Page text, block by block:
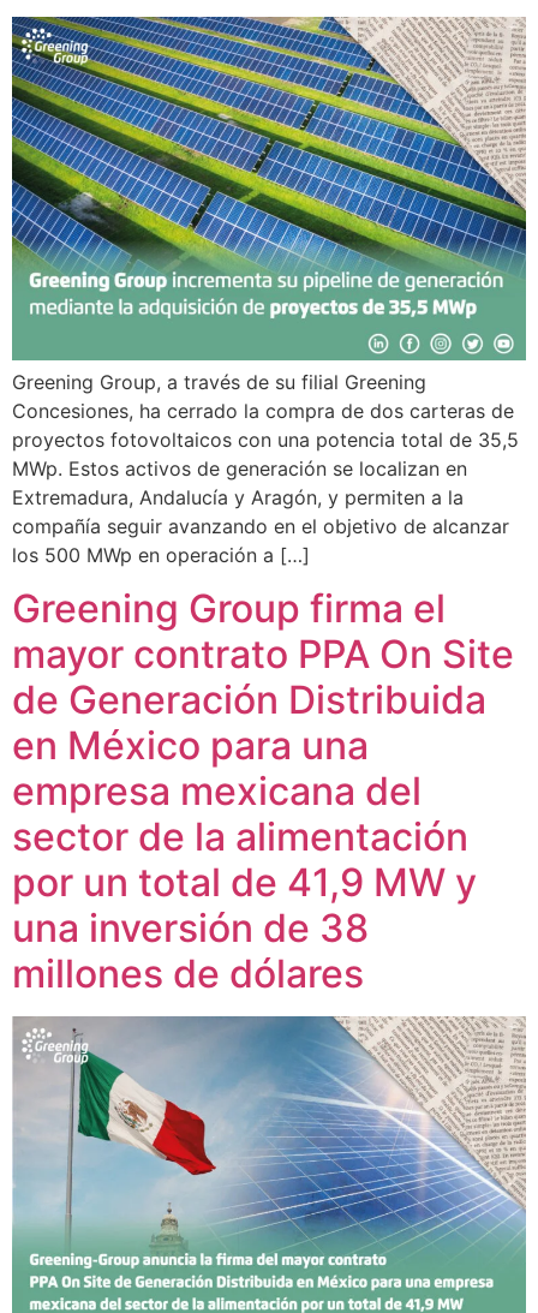
Greening Group, a través de su filial Greening
Concesiones, ha cerrado la compra de dos carteras de
proyectos fotovoltaicos con una potencia total de 35,5
MWp. Estos activos de generación se localizan en
Extremadura, Andalucía y Aragón, y permiten a la
compañía seguir avanzando en el objetivo de alcanzar
los 500 MWp en operación a […]
Greening Group firma el
mayor contrato PPA On Site
de Generación Distribuida
en México para una
empresa mexicana del
sector de la alimentación
por un total de 41,9 MW y
una inversión de 38
millones de dólares